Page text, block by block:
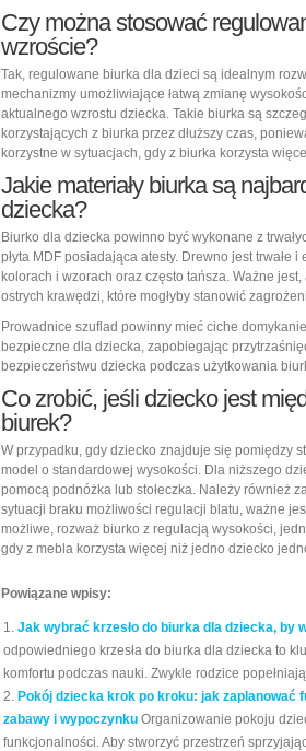
Czy można stosować
wzroście?
Tak, regulowane biurka dla dzieci są idealnym
mechanizmy umożliwiające łatwą zmianę
aktualnego wzrostu dziecka. Takie biurka są
korzystających z biurka przez dłuższy czas,
korzystne w sytuacjach, gdy z biurka korzysta
Jakie materiały biurka są
dziecka?
Biurko dla dziecka powinno być wykonane z
płyta MDF posiadająca atesty. Drewno jest trwałe
kolorach i wzorach oraz często tańsza. Ważne
ostrych krawędzi, które mogłyby stanowić
Prowadnice szuflad powinny mieć ciche
bezpieczne dla dziecka, zapobiegając
bezpieczeństwu dziecka podczas użytkowania
Co zrobić, jeśli dziecko jest
biurek?
W przypadku, gdy dziecko znajduje się pomiędzy
model o standardowej wysokości. Dla niższego
pomocą podnóżka lub stołeczka. Należy również
sytuacji braku możliwości regulacji blatu, ważne
możliwe, rozważ biurko z regulacją wysokości,
gdy z mebla korzysta więcej niż jedno dziecko
Powiązane wpisy:
Jak wybrać krzesło do biurka dla dziecka, by
odpowiedniego krzesła do biurka dla dziecka to
komfortu podczas nauki. Zwykle rodzice
Pokój dziecka krok po kroku: jak
zabawy i wypoczynku Organizowanie pokoju
funkcjonalności. Aby stworzyć przestrzeń